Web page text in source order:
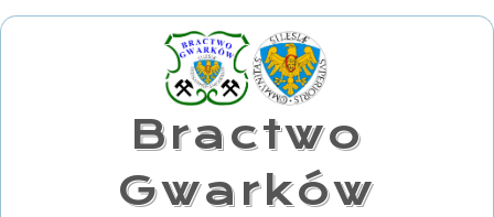
Bractwo
Gwarków